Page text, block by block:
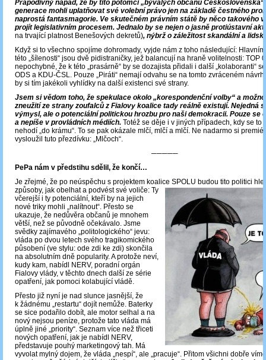
Prapodivný nápad, že by tito potomci „bývalých občanů Československa“
generace mohli uplatňovat své volební právo jen na základě čestného
naprostá fantasmagorie. Ve skutečném právním státě by něco takového
projít legislativním procesem. Jednalo by se nejen o jasně protiústavní akt
na trvající platnost Benešových dekretů), nýbrž o záležitost skandální a
Když si to všechno spojíme dohromady, vyjde nám z toho následující:
této „šílenosti“ jsou dvě pidistraničky, jež balancují na hraně volitelnosti: TOP
nepochybné, že k této „prasárně“ by se dozajista přidali i další „kolaboranti“
ODS a KDU-ČSL. Pouze „Piráti“ nemají odvahu se na tomto zvráceném
by si tím jakékoli vyhlídky na další existenci své strany.
Jsem si vědom toho, že spekulace okolo „korespondenční volby“ a
zneužití ze strany zoufalců z Fialovy koalice tady reálně existují. Nejedná
výmysl, ale o potenciální politickou hrozbu pro naši demokracii. Pouze se
a nepíše v provládních médiích. Totéž se děje i v jiných případech, kdy se to
nehodí „do krámu“. To se pak okázale mlčí, mlčí a mlčí. Ne nadarmo si
vysloužil tuto přezdívku: „Mlčoch“.
─────
PePa nám v předstihu sdělil, že končí…
Je zřejmé, že po neúspěchu s projektem koalice SPOLU budou tito politici
způsoby, jak obelhat a podvéstsvé voliče: Ty
včerejší i ty potenciální, kteří by na jejich
nové triky mohli „nalítnout“. Přesto se
ukazuje, že nedůvěra občanů je mnohem
větší, než se původně očekávalo. Jsme
svědky zajímavého „politologického“ jevu:
vláda po dvou letech svého tragikomického
působení (ve stylu: ode zdi ke zdi) skončila
na absolutním dně popularity. A protože neví,
kudy kam, nabídl NERV, poradní orgán
Fialovy vlády, v těchto dnech další ze série
opatření, jak pomoci kolabující vládě.
Přesto již nyní je nad slunce jasnější, že
k žádnému „restartu“ dojít nemůže. Baterky
se sice podařilo dobít, ale motor selhal a na
nový nejsou peníze, protože tato vláda má
úplně jiné „priority“. Seznam více než třiceti
nových opatření, jak je nabídl NERV,
představuje pouhý marketingový tah. Má
vyvolat mylný dojem, že vláda „nespí“, ale „pracuje“. Přitom všichni dobře